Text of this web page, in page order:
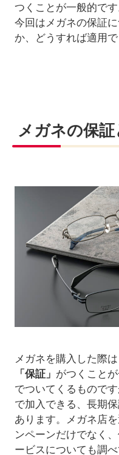
つくことが一般的です
今回はメガネの保証
か、どうすれば適用
メガネの保証
メガネを購入した際
「保証」 がつくこと
でついてくるもので
で加入できる、長期
あります。メガネ店
ンペーンだけでなく
ービスについても調